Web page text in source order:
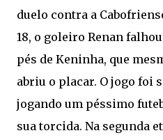
duelo contra a
18, o goleiro Renan
pés de Keninha, que
abriu o placar. O jogo foi
jogando um péssimo
sua torcida. Na segunda